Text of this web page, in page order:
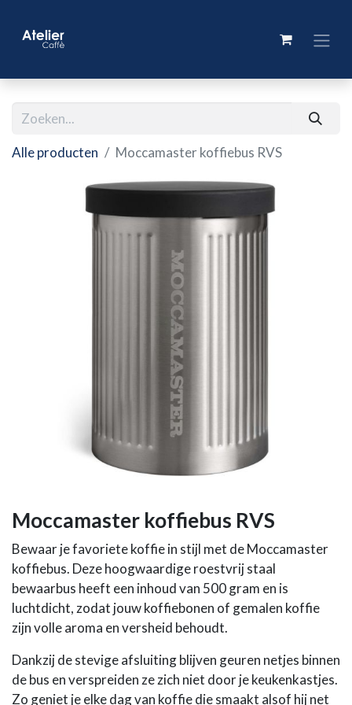
Alle producten Moccamaster koffiebus RVS
Moccamaster koffiebus RVS
Bewaar je favoriete koffie in stijl met de Moccamaster
koffiebus. Deze hoogwaardige roestvrij staal
bewaarbus heeft een inhoud van 500 gram en is
luchtdicht, zodat jouw koffiebonen of gemalen koffie
zijn volle aroma en versheid behoudt.
Dankzij de stevige afsluiting blijven geuren netjes binnen
de bus en verspreiden ze zich niet door je keukenkastjes.
Zo geniet je elke dag van koffie die smaakt alsof hij net